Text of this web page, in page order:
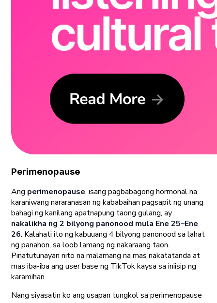
Perimenopause
Ang perimenopause, isang pagbabagong hormonal na
karaniwang nararanasan ng kababaihan pagsapit ng unang
bahagi ng kanilang apatnapung taong gulang, ay
nakalikha ng 2 bilyong panonood mula Ene 25–Ene
26. Kalahati ito ng kabuuang 4 bilyong panonood sa lahat
ng panahon, sa loob lamang ng nakaraang taon.
Pinatutunayan nito na malamang na mas nakatatanda at
mas iba-iba ang user base ng TikTok kaysa sa iniisip ng
karamihan.
Nang siyasatin ko ang usapan tungkol sa perimenopause